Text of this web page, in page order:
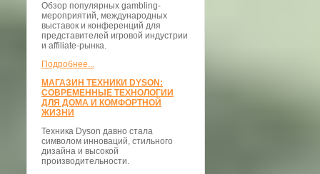
Обзор популярных gambling-
мероприятий, международных
выставок и конференций для
представителей игровой индустрии
и affiliate-рынка.
Подробнее...
МАГАЗИН ТЕХНИКИ DYSON:
СОВРЕМЕННЫЕ ТЕХНОЛОГИИ
ДЛЯ ДОМА И КОМФОРТНОЙ
ЖИЗНИ
Техника Dyson давно стала
символом инноваций, стильного
дизайна и высокой
производительности.